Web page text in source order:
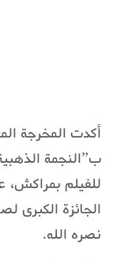
أكدت المخرجة
ب”النجمة
للفيلم
الجائزة الكبرى
نصره الله.